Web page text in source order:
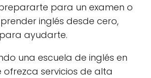
para un examen o
inglés desde cero,
ayudarte.
una escuela de inglés en
servicios de alta